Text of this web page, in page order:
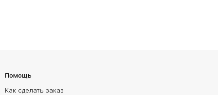
Помощь
Как сделать заказ